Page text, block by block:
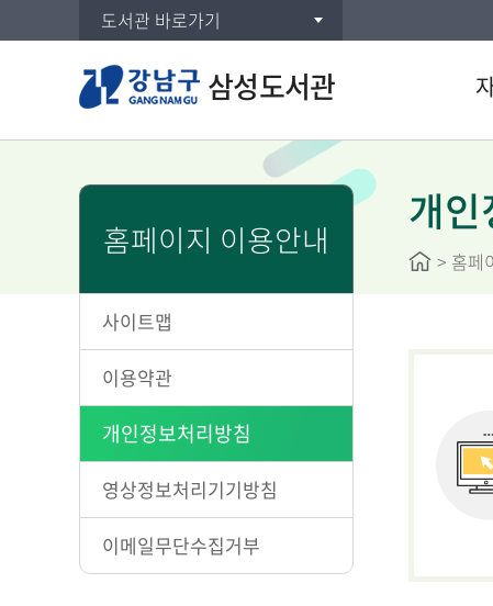
도서관 바로가기
삼성도서관
주제
신착
대출
홈페이지 이용안내
사이트맵
이용약관
개인정보처리방침
영상정보처리기기방침
이메일무단수집거부
개인
> 홈페